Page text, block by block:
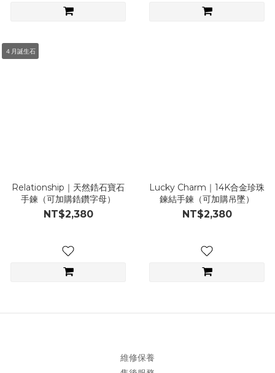
４月誕生石
Relationship｜天然鋯石寶石
手鍊（可加購鋯鑽字母）
NT$2,380
Lucky Charm｜14K合金珍珠
鍊結手鍊（可加購吊墜）
NT$2,380
維修保養